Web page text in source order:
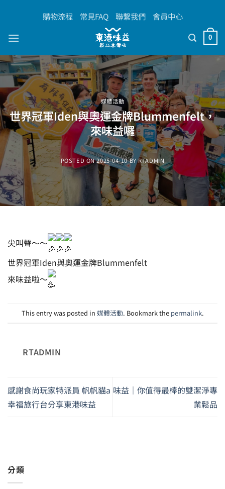
content
購物流程 常見FAQ 聯繫我們 會員中心
0
媒體活動
世界冠軍Iden與奧運金牌Blummenfelt，
來味益囉
POSTED ON2025-04-10 BYRTADMIN
分類
尖叫聲～～
世界冠軍Iden與奧運金牌Blummenfelt
來味益啦～
This entry was posted in 媒體活動. Bookmark the permalink.
RTADMIN
感謝食尚玩家特派員 帆帆貓a
幸福旅行台分享東港味益
味益｜你值得最棒的雙潔淨專
業鬆品